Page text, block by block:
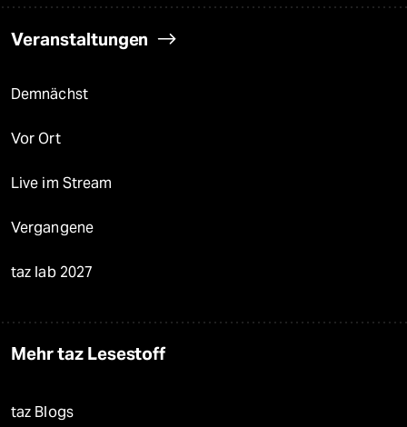
Veranstaltungen
Demnächst
Vor Ort
Live im Stream
Vergangene
taz lab 2027
Mehr taz Lesestoff
taz Blogs